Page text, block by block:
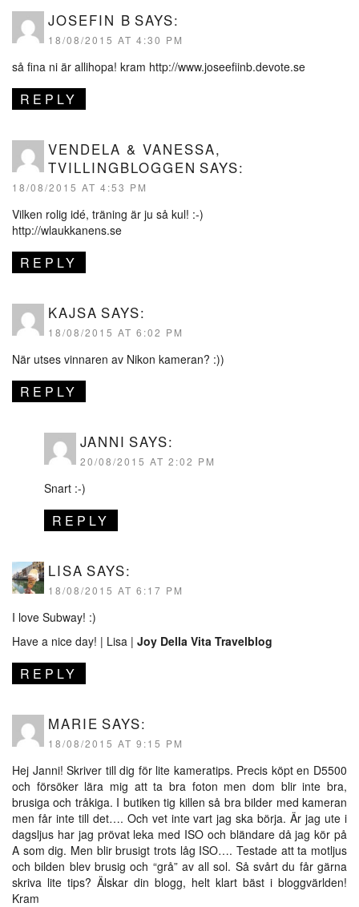
JOSEFIN B SAYS:
18/08/2015 AT 4:30 PM
så fina ni är allihopa! kram http://www.joseefiinb.devote.se
REPLY
VENDELA & VANESSA,
TVILLINGBLOGGEN SAYS:
18/08/2015 AT 4:53 PM
Vilken rolig idé, träning är ju så kul! :-)
http://wlaukkanens.se
REPLY
KAJSA SAYS:
18/08/2015 AT 6:02 PM
När utses vinnaren av Nikon kameran? :))
REPLY
JANNI SAYS:
20/08/2015 AT 2:02 PM
Snart :-)
REPLY
LISA SAYS:
18/08/2015 AT 6:17 PM
I love Subway! :)
Have a nice day! | Lisa | Joy Della Vita Travelblog
REPLY
MARIE SAYS:
18/08/2015 AT 9:15 PM
Hej Janni! Skriver till dig för lite kameratips. Precis köpt en D5500
och försöker lära mig att ta bra foton men dom blir inte bra,
brusiga och tråkiga. I butiken tig killen så bra bilder med kameran
men får inte till det…. Och vet inte vart jag ska börja. Är jag ute i
dagsljus har jag prövat leka med ISO och bländare då jag kör på
A som dig. Men blir brusigt trots låg ISO…. Testade att ta motljus
och bilden blev brusig och “grå” av all sol. Så svårt du får gärna
skriva lite tips? Älskar din blogg, helt klart bäst i bloggvärlden!
Kram